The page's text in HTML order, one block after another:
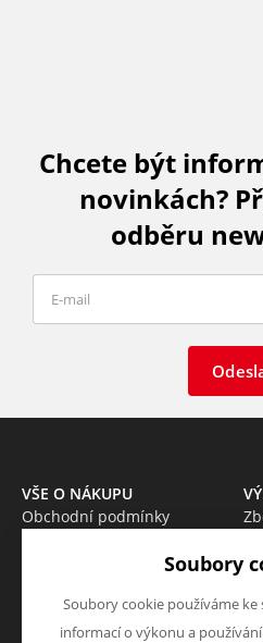
Chcete být
novinkách?
odběru
VŠE O NÁKUPU
Obchodní podmínky
Zásady zpracování osobních
údajů (GDPR)
Soubory
Soubory cookie používáme ke
informací o výkonu a